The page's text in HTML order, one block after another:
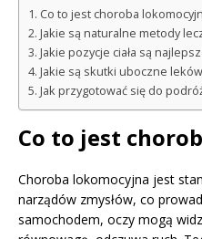
Co to jest choroba
Jakie są naturalne metody
Jakie pozycje ciała są
Jakie są skutki uboczne
Jak przygotować się do
Co to jest
Choroba lokomocyjna jest
narządów zmysłów, co
samochodem, oczy mogą